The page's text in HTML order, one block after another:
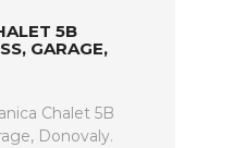
5B
GARAGE,
Chalet 5B
Donovaly.